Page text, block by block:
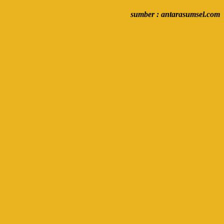
sumber : antarasumsel.com